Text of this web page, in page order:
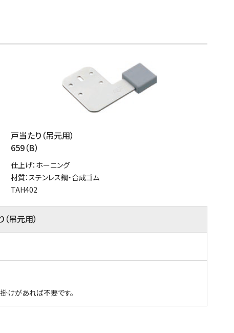
戸当たり（吊元用）
659（B）
仕上げ：ホーニング
材質：ステンレス鋼・合成ゴム
TAH402
吊元用）
けがあれば不要です。